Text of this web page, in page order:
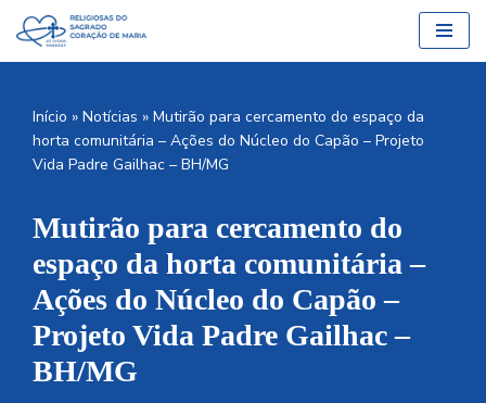
Pular
conteúdo
Início » Notícias » Mutirão para cercamento do espaço da
horta comunitária – Ações do Núcleo do Capão – Projeto
Vida Padre Gailhac – BH/MG
Mutirão para cercamento do
espaço da horta comunitária –
Ações do Núcleo do Capão –
Projeto Vida Padre Gailhac –
BH/MG